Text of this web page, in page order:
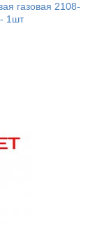
газовая 2108-
1шт